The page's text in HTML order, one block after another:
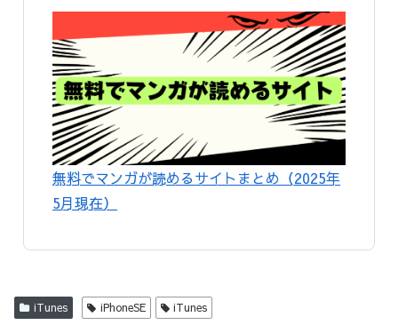
無料でマンガが読めるサイトまとめ（2025年
5月現在）
iTunes iPhoneSE iTunes